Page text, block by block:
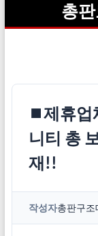
총
⏹제휴업
니티 총
재!!
작성자총판구조